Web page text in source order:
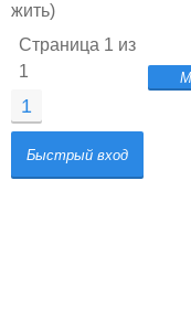
жить)
Страница 1 из
1
1